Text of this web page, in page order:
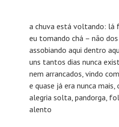
a chuva está voltando: lá
eu tomando chá – não
assobiando aqui dentro
uns tantos dias nunca
nem arrancados, vindo
e quase já era nunca mais,
alegria solta, pandorga,
alento